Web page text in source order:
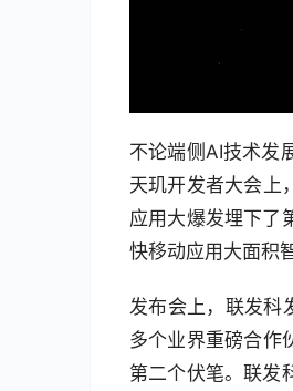
不论端侧AI技术发
天玑开发者大会上
应用大爆发埋下了
快移动应用大面积
发布会上，联发科
多个业界重磅合作
第二个伏笔。联发